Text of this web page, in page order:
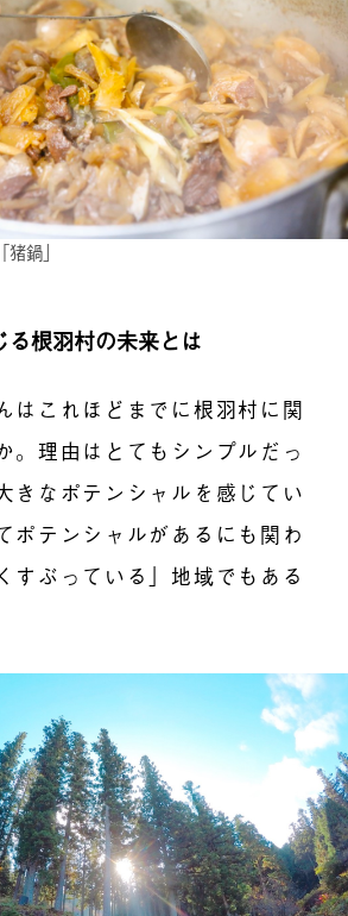
鍋」
る根羽村の未来とは
はこれほどまでに根羽村に関
。理由はとてもシンプルだっ
きなポテンシャルを感じてい
ポテンシャルがあるにも関わ
すぶっている」地域でもある